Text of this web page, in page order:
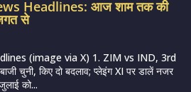
Headlines: आज शाम तक की
से
(image via X) 1. ZIM vs IND, 3rd
चुनी, किए दो बदलाव; प्लेइंग XI पर डालें नजर
को...